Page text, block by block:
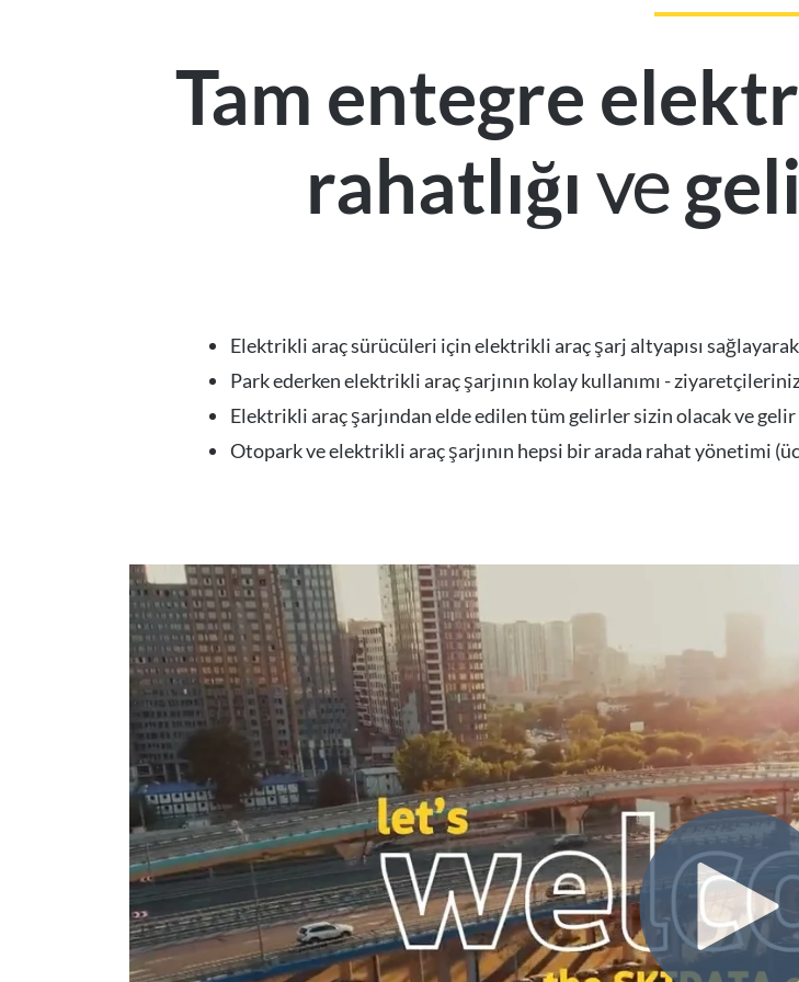
Tam entegre
rahatlığı ve
Elektrikli araç sürücüleri için elektrikli araç şarj altyapısı
Park ederken elektrikli araç şarjının kolay kullanımı -
Elektrikli araç şarjından elde edilen tüm gelirler sizin olacak ve
Otopark ve elektrikli araç şarjının hepsi bir arada rahat yönetimi